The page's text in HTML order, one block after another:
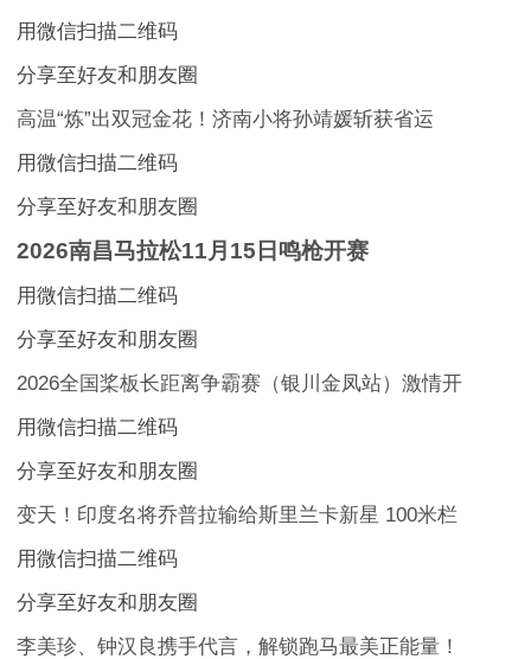
用微信扫描二维码
分享至好友和朋友圈
高温“炼”出双冠金花！济南小将孙靖媛斩获省运
用微信扫描二维码
分享至好友和朋友圈
2026南昌马拉松11月15日鸣枪开赛
用微信扫描二维码
分享至好友和朋友圈
2026全国桨板长距离争霸赛（银川金凤站）激情开
用微信扫描二维码
分享至好友和朋友圈
变天！印度名将乔普拉输给斯里兰卡新星 100米栏
用微信扫描二维码
分享至好友和朋友圈
李美珍、钟汉良携手代言，解锁跑马最美正能量！